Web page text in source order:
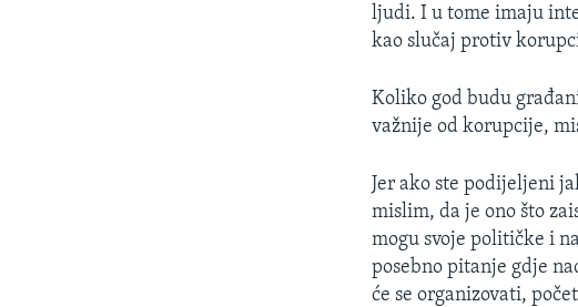
ljudi. I u tome imaju
kao slučaj protiv
Koliko god budu
važnije od korupcije,
Jer ako ste podijeljeni
mislim, da je ono što
mogu svoje političke i
posebno pitanje gdje
će se organizovati,